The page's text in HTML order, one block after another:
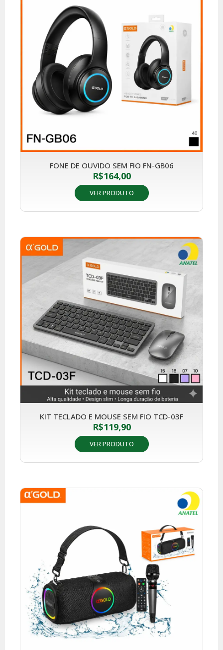
FONE DE OUVIDO SEM FIO FN-GB06
R$164,00
VER PRODUTO
KIT TECLADO E MOUSE SEM FIO TCD-03F
R$119,90
VER PRODUTO